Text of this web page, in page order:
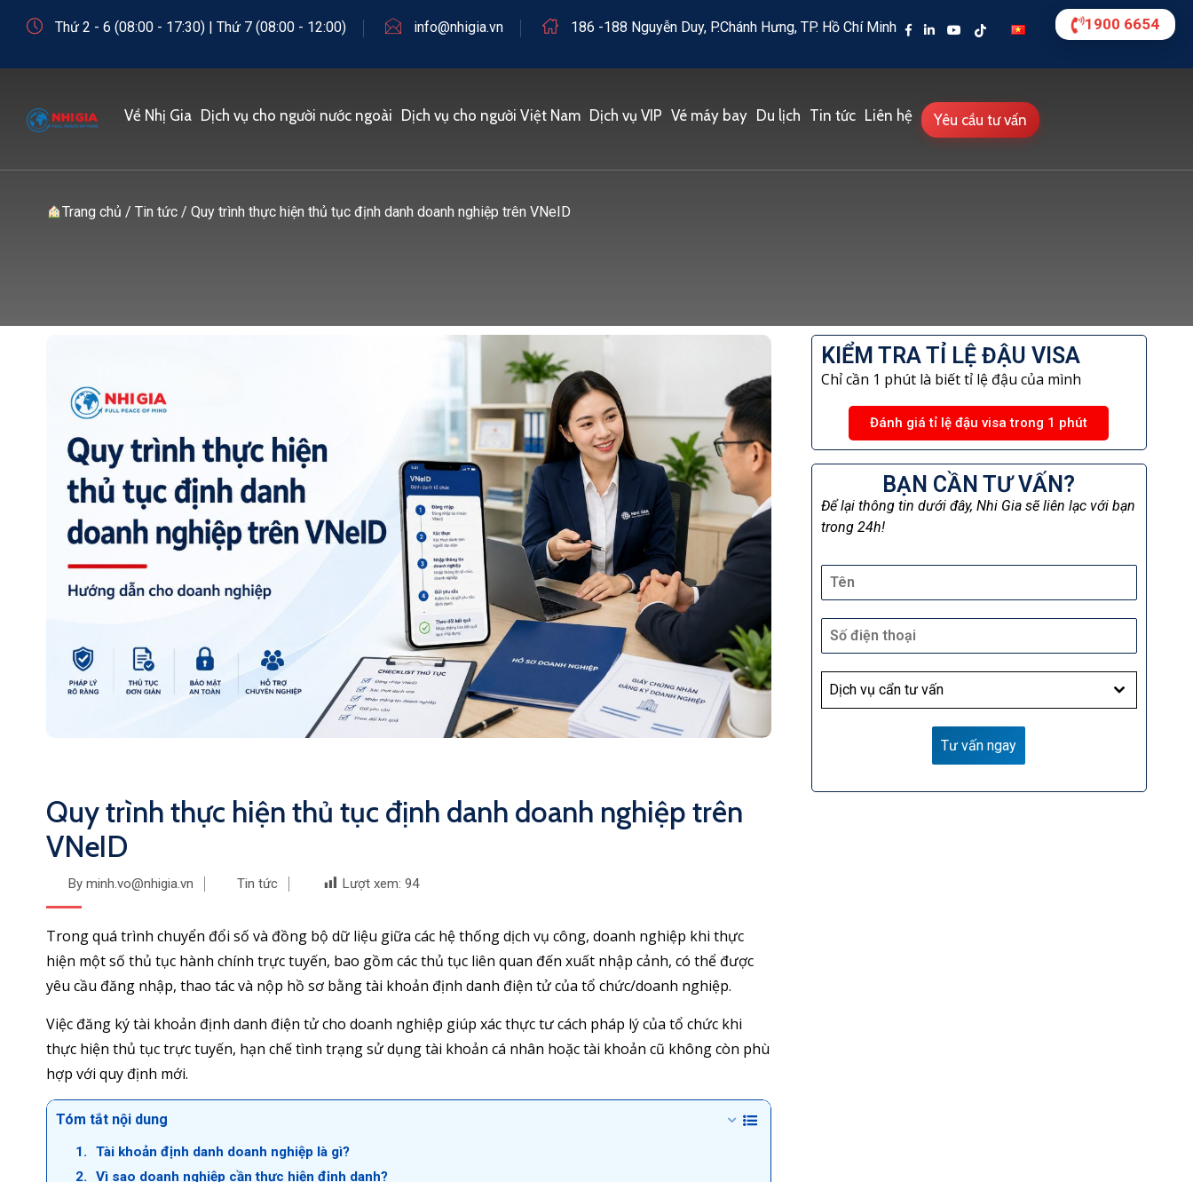
Thứ 2 - 6 (08:00 - 17:30) | Thứ 7 (08:00 - 12:00) info@nhigia.vn 186 -188 Nguyễn Duy, P.Chánh Hưng, TP. Hồ Chí Minh
Về Nhị Gia Dịch vụ cho người nước ngoài Dịch vụ cho người Việt Nam Dịch vụ VIP Vé máy bay Du lịch Tin tức Liên hệ Yêu cầu tư vấn
Trang chủ /Tin tức /Quy trình thực hiện thủ tục định danh doanh nghiệp trên VNeID
Quy trình thực hiện thủ tục định danh doanh nghiệp trên
VNeID
By minh.vo@nhigia.vn Tin tức Lượt xem: 94
Trong quá trình chuyển đổi số và đồng bộ dữ liệu giữa các hệ thống dịch vụ công, doanh nghiệp khi thực
hiện một số thủ tục hành chính trực tuyến, bao gồm các thủ tục liên quan đến xuất nhập cảnh, có thể được
yêu cầu đăng nhập, thao tác và nộp hồ sơ bằng tài khoản định danh điện tử của tổ chức/doanh nghiệp.
Việc đăng ký tài khoản định danh điện tử cho doanh nghiệp giúp xác thực tư cách pháp lý của tổ chức khi
thực hiện thủ tục trực tuyến, hạn chế tình trạng sử dụng tài khoản cá nhân hoặc tài khoản cũ không còn phù
hợp với quy định mới.
Tóm tắt nội dung
Tài khoản định danh doanh nghiệp là gì?
Vì sao doanh nghiệp cần thực hiện định danh?
KIỂM TRA TỈ LỆ ĐẬU VISA
Chỉ cần 1 phút là biết tỉ lệ đậu của mình
Đánh giá tỉ lệ đậu visa trong 1 phút
BẠN CẦN TƯ VẤN?
Để lại thông tin dưới đây, Nhi Gia sẽ liên lạc với bạn
trong 24h!
Dịch vụ cẩn tư vấn
Tư vấn ngay
1900 6654